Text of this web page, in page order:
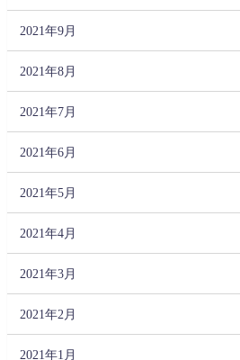
2021年9月
2021年8月
2021年7月
2021年6月
2021年5月
2021年4月
2021年3月
2021年2月
2021年1月